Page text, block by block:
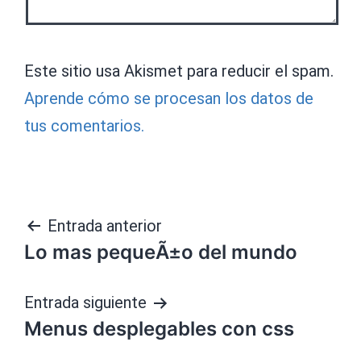
Este sitio usa Akismet para reducir el spam.
Aprende cómo se procesan los datos de
tus comentarios.
Navegación
de
entradas
Entrada anterior
Lo mas pequeÃ±o del mundo
Entrada siguiente
Menus desplegables con css